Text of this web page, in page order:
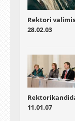
Rektori
28.02.03
11.01.07